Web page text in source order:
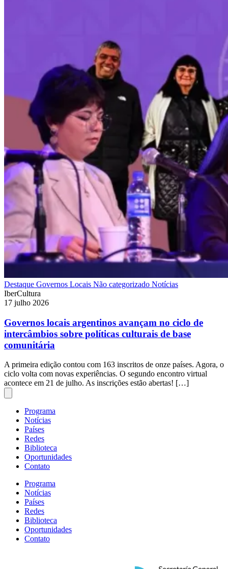
Destaque Governos Locais Não categorizado Notícias
IberCultura
17 julho 2026
Governos locais argentinos avançam no ciclo de
intercâmbios sobre políticas culturais de base
comunitária
A primeira edição contou com 163 inscritos de onze países. Agora, o
ciclo volta com novas experiências. O segundo encontro virtual
acontece em 21 de julho. As inscrições estão abertas! […]
Programa
Notícias
Países
Redes
Biblioteca
Oportunidades
Contato
Programa
Notícias
Países
Redes
Biblioteca
Oportunidades
Contato